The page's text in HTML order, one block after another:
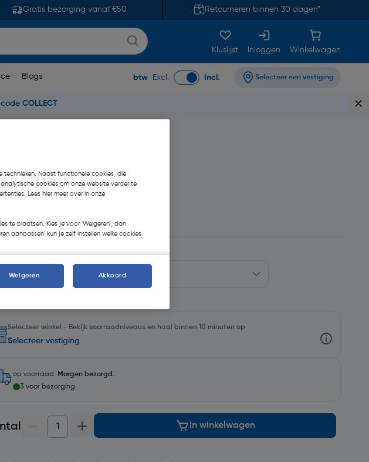
Gratis bezorging vanaf €50 Retourneren binnen 30 dagen*
Kluslijst Inloggen Winkelwagen
Blogs btw Excl. Incl. Selecteer een vestiging
COLLECT
(2)
Selecteer winkel - Bekijk voorraadniveaus en haal binnen 10 minuten op
Selecteer vestiging
op voorraad. Morgen bezorgd .
3 voor bezorging
In winkelwagen
Naast functionele cookies, die
cookies om onze website verder te
Lees hier meer over in onze
te plaatsen. Kies je voor 'Weigeren', dan
aanpassen' kun je zelf instellen welke cookies
Weigeren Akkoord